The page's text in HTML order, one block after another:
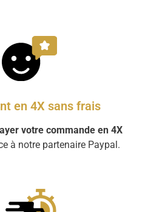
en 4X sans frais
votre commande en 4X
à notre partenaire Paypal.